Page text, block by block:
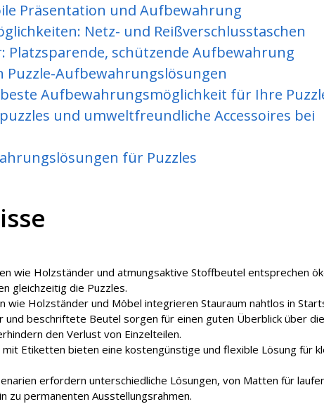
Präsentation und Aufbewahrung
Netz- und Reißverschlusstaschen
Platzsparende, schützende Aufbewahrung
Puzzle-Aufbewahrungslösungen
Aufbewahrungsmöglichkeit für Ihre
und umweltfreundliche Accessoires bei
für Puzzles
wie Holzständer und atmungsaktive Stoffbeutel entsprechen
gleichzeitig die Puzzles.
wie Holzständer und Möbel integrieren Stauraum nahtlos in
und beschriftete Beutel sorgen für einen guten Überblick über die
den Verlust von Einzelteilen.
mit Etiketten bieten eine kostengünstige und flexible Lösung für
erfordern unterschiedliche Lösungen, von Matten für
zu permanenten Ausstellungsrahmen.